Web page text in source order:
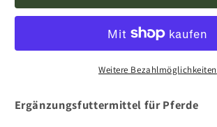
Weitere Bezahlmöglichkeiten
Ergänzungsfuttermittel für Pferde